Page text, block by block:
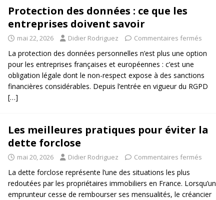
Protection des données : ce que les
entreprises doivent savoir
mai 22, 2026 Didier Rodriguez Commentaires fermés
La protection des données personnelles n’est plus une option
pour les entreprises françaises et européennes : c’est une
obligation légale dont le non-respect expose à des sanctions
financières considérables. Depuis l’entrée en vigueur du RGPD
[…]
Les meilleures pratiques pour éviter la
dette forclose
mai 20, 2026 Didier Rodriguez Commentaires fermés
La dette forclose représente l’une des situations les plus
redoutées par les propriétaires immobiliers en France. Lorsqu’un
emprunteur cesse de rembourser ses mensualités, le créancier